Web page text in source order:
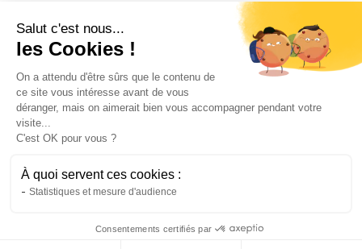
Ressources
Centre d'aide
Blog
Véhicules
Plus sur Qivio
Nous contacter
Avis clients
Légal
Salut c'est nous...
les Cookies !
On a attendu d'être sûrs que le contenu de
ce site vous intéresse avant de vous
déranger, mais on aimerait bien vous accompagner pendant votre
visite...
C'est OK pour vous ?
À quoi servent ces cookies :
Statistiques et mesure d'audience
Consentements certifiés par